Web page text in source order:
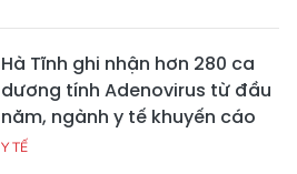
Hà Tĩnh ghi nhận hơn 280 ca
dương tính Adenovirus từ đầu
năm, ngành y tế khuyến cáo
Y TẾ